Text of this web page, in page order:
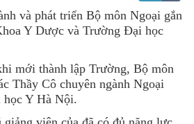
và phát triển Bộ môn Ngoại gắn
Y Dược và Trường Đại học
mới thành lập Trường, Bộ môn
Thầy Cô chuyên ngành Ngoại
Y Hà Nội.